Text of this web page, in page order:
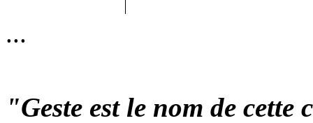
...
"Geste est le nom de